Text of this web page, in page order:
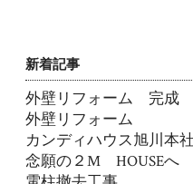
新着記事
外壁リフォーム 完成
外壁リフォーム
カンディハウス旭川本
念願の２M HOUSEへ